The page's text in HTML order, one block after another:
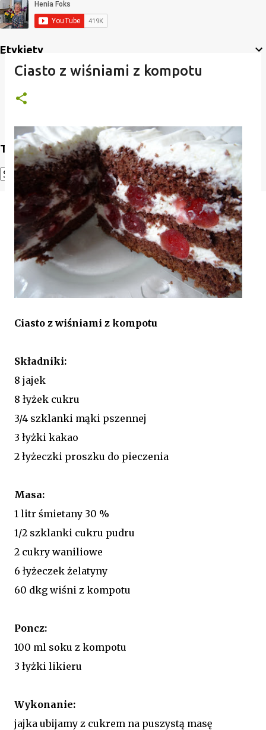
Etykiety
Translate
Powered by Translate
Ciasto z wiśniami z kompotu
Ciasto z wiśniami z kompotu
Składniki:
8 jajek
8 łyżek cukru
3/4 szklanki mąki pszennej
3 łyżki kakao
2 łyżeczki proszku do pieczenia
Masa:
1 litr śmietany 30 %
1/2 szklanki cukru pudru
2 cukry waniliowe
6 łyżeczek żelatyny
60 dkg wiśni z kompotu
Poncz:
100 ml soku z kompotu
3 łyżki likieru
Wykonanie:
jajka ubijamy z cukrem na puszystą masę